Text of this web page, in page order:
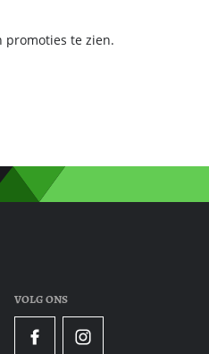
promoties te zien.
VOLG ONS
FacebookInstagram